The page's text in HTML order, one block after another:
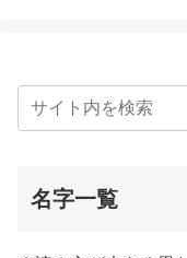
名字一覧